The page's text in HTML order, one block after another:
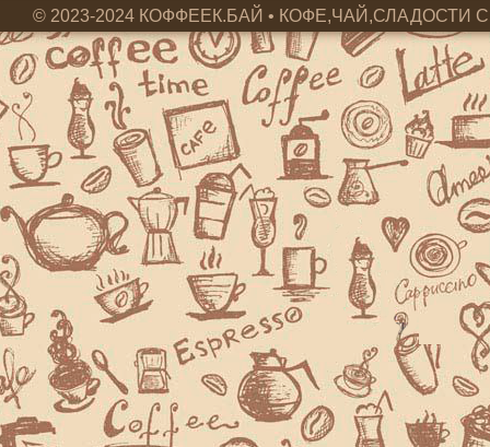
© 2023-2024 КОФФЕЕК.БАЙ • КОФЕ,ЧАЙ,СЛАДОСТИ С